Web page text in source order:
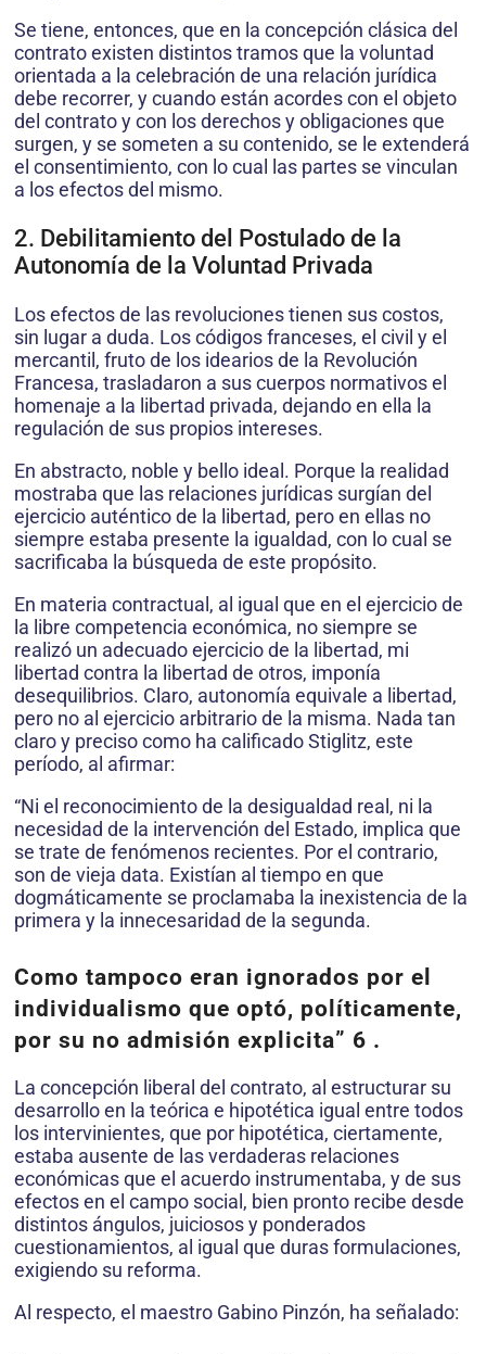
Se tiene, entonces, que en la concepción clásica del
contrato existen distintos tramos que la voluntad
orientada a la celebración de una relación jurídica
debe recorrer, y cuando están acordes con el objeto
del contrato y con los derechos y obligaciones que
surgen, y se someten a su contenido, se le extenderá
el consentimiento, con lo cual las partes se vinculan
a los efectos del mismo.
2. Debilitamiento del Postulado de la
Autonomía de la Voluntad Privada
Los efectos de las revoluciones tienen sus costos,
sin lugar a duda. Los códigos franceses, el civil y el
mercantil, fruto de los idearios de la Revolución
Francesa, trasladaron a sus cuerpos normativos el
homenaje a la libertad privada, dejando en ella la
regulación de sus propios intereses.
En abstracto, noble y bello ideal. Porque la realidad
mostraba que las relaciones jurídicas surgían del
ejercicio auténtico de la libertad, pero en ellas no
siempre estaba presente la igualdad, con lo cual se
sacrificaba la búsqueda de este propósito.
En materia contractual, al igual que en el ejercicio de
la libre competencia económica, no siempre se
realizó un adecuado ejercicio de la libertad, mi
libertad contra la libertad de otros, imponía
desequilibrios. Claro, autonomía equivale a libertad,
pero no al ejercicio arbitrario de la misma. Nada tan
claro y preciso como ha calificado Stiglitz, este
período, al afirmar:
“Ni el reconocimiento de la desigualdad real, ni la
necesidad de la intervención del Estado, implica que
se trate de fenómenos recientes. Por el contrario,
son de vieja data. Existían al tiempo en que
dogmáticamente se proclamaba la inexistencia de la
primera y la innecesaridad de la segunda.
Como tampoco eran ignorados por el
individualismo que optó, políticamente,
por su no admisión explicita” 6 .
La concepción liberal del contrato, al estructurar su
desarrollo en la teórica e hipotética igual entre todos
los intervinientes, que por hipotética, ciertamente,
estaba ausente de las verdaderas relaciones
económicas que el acuerdo instrumentaba, y de sus
efectos en el campo social, bien pronto recibe desde
distintos ángulos, juiciosos y ponderados
cuestionamientos, al igual que duras formulaciones,
exigiendo su reforma.
Al respecto, el maestro Gabino Pinzón, ha señalado: